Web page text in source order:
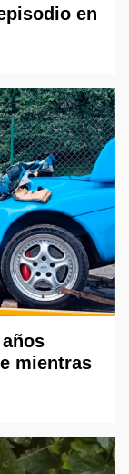
en
mientras